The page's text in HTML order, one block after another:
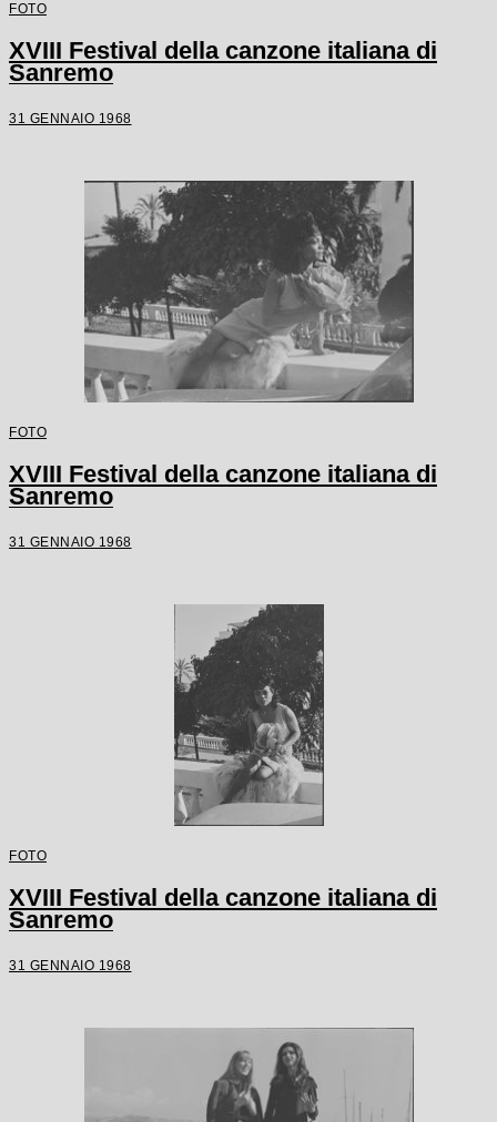
FOTO
XVIII Festival della canzone italiana di
Sanremo
31 GENNAIO 1968
FOTO
XVIII Festival della canzone italiana di
Sanremo
31 GENNAIO 1968
FOTO
XVIII Festival della canzone italiana di
Sanremo
31 GENNAIO 1968